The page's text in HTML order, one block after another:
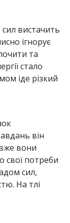
вистачить
ігнорує
та
стало
іде різкий
він
вони
свої потреби
сил,
На тлі